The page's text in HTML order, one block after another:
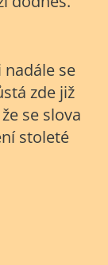
se
zde již
se slova
stoleté